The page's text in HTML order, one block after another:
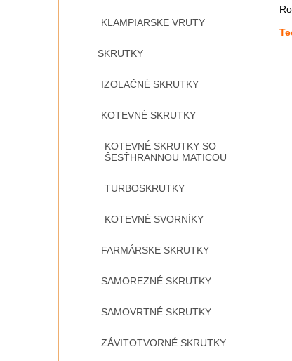
KLAMPIARSKE VRUTY
SKRUTKY
IZOLAČNÉ SKRUTKY
KOTEVNÉ SKRUTKY
KOTEVNÉ SKRUTKY SO
ŠESŤHRANNOU MATICOU
TURBOSKRUTKY
KOTEVNÉ SVORNÍKY
FARMÁRSKE SKRUTKY
SAMOREZNÉ SKRUTKY
SAMOVRTNÉ SKRUTKY
ZÁVITOTVORNÉ SKRUTKY